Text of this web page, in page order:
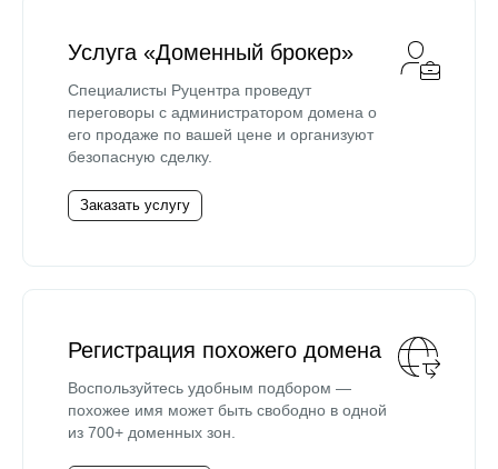
Услуга «Доменный брокер»
Специалисты Руцентра проведут
переговоры с администратором домена о
его продаже по вашей цене и организуют
безопасную сделку.
Заказать услугу
Регистрация похожего домена
Воспользуйтесь удобным подбором —
похожее имя может быть свободно в одной
из 700+ доменных зон.